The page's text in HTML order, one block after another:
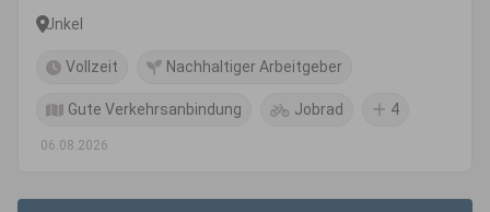
Unkel
Vollzeit Nachhaltiger Arbeitgeber
Gute Verkehrsanbindung Jobrad 4
06.08.2026